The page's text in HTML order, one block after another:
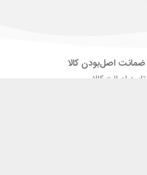
ضمانت اصل‌بودن کالا
تایید اصالت کالا